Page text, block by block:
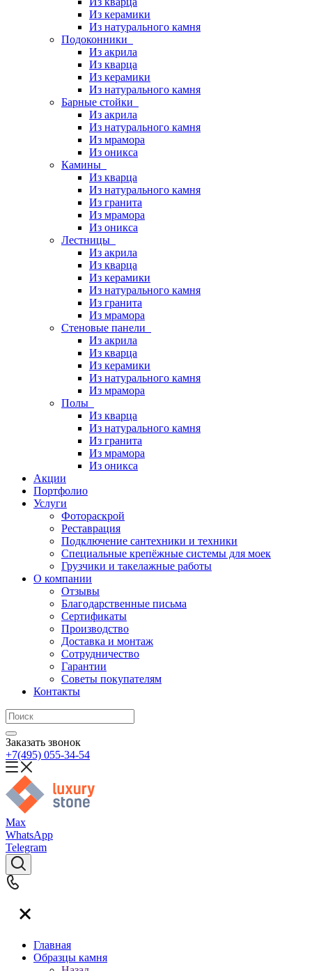
Из керамики
Из натурального камня
Подоконники
Из акрила
Из кварца
Из керамики
Из натурального камня
Барные стойки
Из акрила
Из натурального камня
Из мрамора
Из оникса
Камины
Из кварца
Из натурального камня
Из гранита
Из мрамора
Из оникса
Лестницы
Из акрила
Из кварца
Из керамики
Из натурального камня
Из гранита
Из мрамора
Стеновые панели
Из акрила
Из кварца
Из керамики
Из натурального камня
Из мрамора
Полы
Из кварца
Из натурального камня
Из гранита
Из мрамора
Из оникса
Акции
Портфолио
Услуги
Фотораскрой
Реставрация
Подключение сантехники и техники
Специальные крепёжные системы для моек
Грузчики и такелажные работы
О компании
Отзывы
Благодарственные письма
Сертификаты
Производство
Доставка и монтаж
Сотрудничество
Гарантии
Советы покупателям
Контакты
Заказать звонок
+7(495) 055-34-54
Max
WhatsApp
Telegram
Главная
Образцы камня